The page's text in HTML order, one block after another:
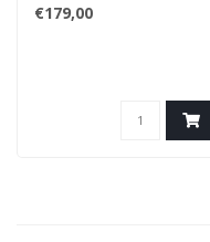
€179,00